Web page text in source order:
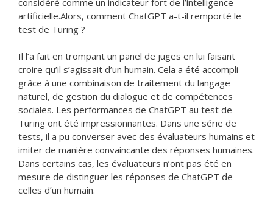
artificielle.Alors, comment ChatGPT a-t-il remporté le
test de Turing ?
Il l’a fait en trompant un panel de juges en lui faisant
croire qu’il s’agissait d’un humain. Cela a été accompli
grâce à une combinaison de traitement du langage
naturel, de gestion du dialogue et de compétences
sociales. Les performances de ChatGPT au test de
Turing ont été impressionnantes. Dans une série de
tests, il a pu converser avec des évaluateurs humains et
imiter de manière convaincante des réponses humaines.
Dans certains cas, les évaluateurs n’ont pas été en
mesure de distinguer les réponses de ChatGPT de
celles d’un humain.